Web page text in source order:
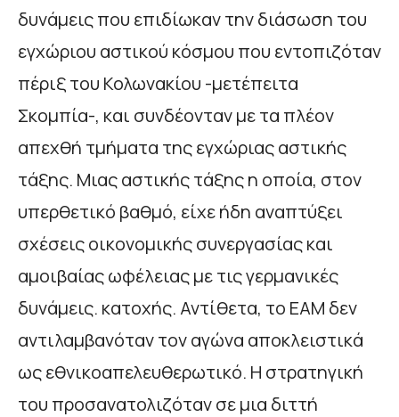
δυνάμεις που επιδίωκαν την διάσωση του
εγχώριου αστικού κόσμου που εντοπιζόταν
πέριξ του Κολωνακίου -μετέπειτα
Σκομπία-, και συνδέονταν με τα πλέον
απεχθή τμήματα της εγχώριας αστικής
τάξης. Μιας αστικής τάξης η οποία, στον
υπερθετικό βαθμό, είχε ήδη αναπτύξει
σχέσεις οικονομικής συνεργασίας και
αμοιβαίας ωφέλειας με τις γερμανικές
δυνάμεις. κατοχής. Αντίθετα, το ΕΑΜ δεν
αντιλαμβανόταν τον αγώνα αποκλειστικά
ως εθνικοαπελευθερωτικό. Η στρατηγική
του προσανατολιζόταν σε μια διττή